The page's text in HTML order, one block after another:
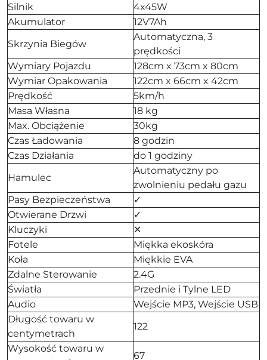
Silnik
4x45W
Akumulator
12V7Ah
Skrzynia Biegów
Automatyczna, 3
prędkości
Wymiary Pojazdu
128cm x 73cm x 80cm
Wymiar Opakowania
122cm x 66cm x 42cm
Prędkość
5km/h
Masa Własna
18 kg
Max. Obciążenie
30kg
Czas Ładowania
8 godzin
Czas Działania
do 1 godziny
Hamulec
Automatyczny po
zwolnieniu pedału gazu
Pasy Bezpieczeństwa
✓
Otwierane Drzwi
✓
Kluczyki
✕
Fotele
Miękka ekoskóra
Koła
Miękkie EVA
Zdalne Sterowanie
2.4G
Światła
Przednie i Tylne LED
Audio
Wejście MP3, Wejście USB
Długość towaru w
centymetrach
122
Wysokość towaru w
67